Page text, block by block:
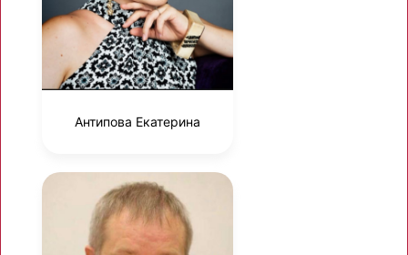
Антипова Екатерина